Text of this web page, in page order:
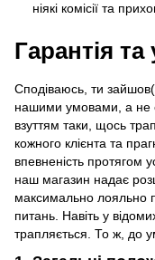
ніякі комісії та
Гарантія
Сподіваюсь, ти
нашими умовами, а не
взуттям таки, щось
кожного клієнта та
впевненість протягом
наш магазин надає
максимально лояльно
питань. Навіть у
трапляється. То ж, до